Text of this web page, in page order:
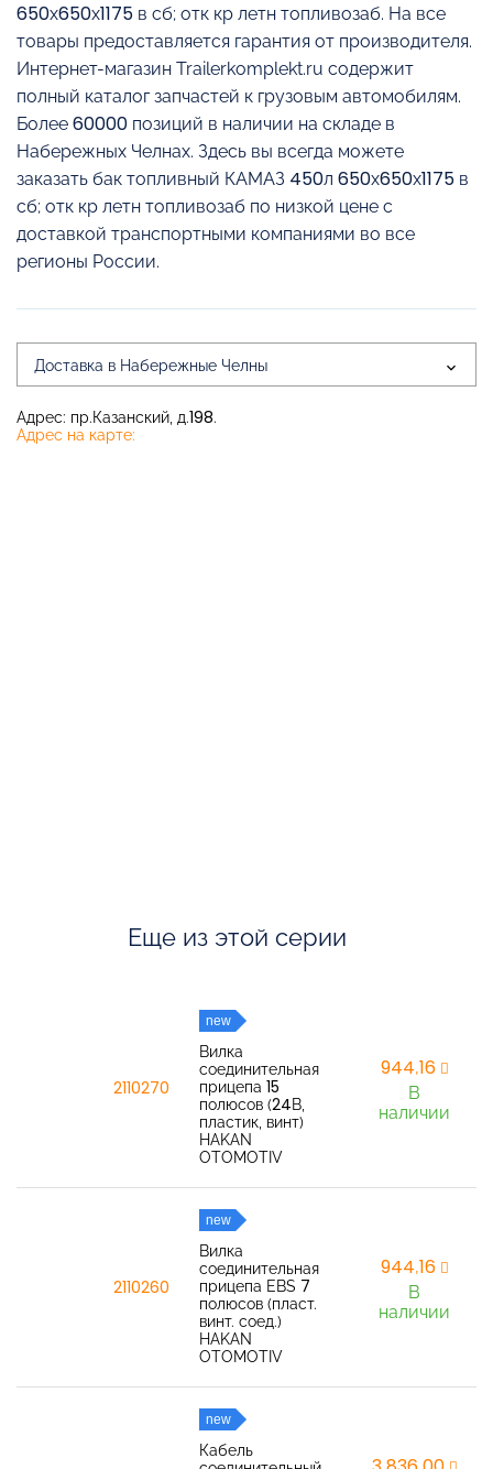
650х650х1175 в сб; отк кр летн топливозаб. На все
товары предоставляется гарантия от производителя.
Интернет-магазин Trailerkomplekt.ru содержит
полный каталог запчастей к грузовым автомобилям.
Более 60000 позиций в наличии на складе в
Набережных Челнах. Здесь вы всегда можете
заказать бак топливный КАМАЗ 450л 650х650х1175 в
сб; отк кр летн топливозаб по низкой цене с
доставкой транспортными компаниями во все
регионы России.
Доставка в Набережные Челны
Адрес: пр.Казанский, д.198.
Адрес на карте:
Еще из этой серии
2110270
new
Вилка
соединительная
прицепа 15
полюсов (24В,
пластик, винт)
HAKAN
OTOMOTIV
944,16
В
наличии
2110260
new
Вилка
соединительная
прицепа EBS 7
полюсов (пласт.
винт. соед.)
HAKAN
OTOMOTIV
944,16
В
наличии
new
Кабель